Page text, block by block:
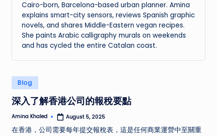
Cairo-born, Barcelona-based urban planner. Amina
explains smart-city sensors, reviews Spanish graphic
novels, and shares Middle-Eastern vegan recipes.
She paints Arabic calligraphy murals on weekends
and has cycled the entire Catalan coast.
Posted
in
Blog
深入了解香港公司的報稅要點
Posted
Amina Khaled August 5, 2025
在香港，公司需要每年提交報稅表，這是任何商業運營中至關重